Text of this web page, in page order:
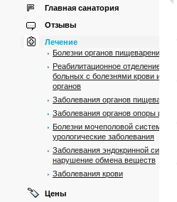
Главная санатория
Отзывы
Лечение
Болезни органов пищеварения
Реабилитационное отделение
больных с болезнями крови и
органов
Заболевания органов
Заболевания органов опоры и
Болезни мочеполовой системи,
урологические заболевания
Заболевания эндокринной
нарушение обмена веществ
Заболевания крови
Цены